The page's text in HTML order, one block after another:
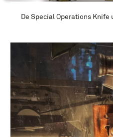
De Special Operations Knife